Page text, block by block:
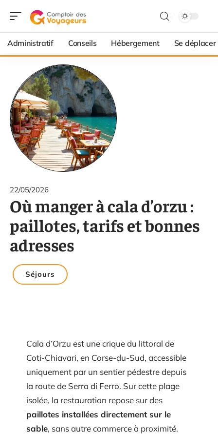
Administratif Conseils Hébergement Se déplacer
22/05/2026
Où manger à cala d’orzu :
paillotes, tarifs et bonnes
adresses
Séjours
Cala d’Orzu est une crique du littoral de
Coti-Chiavari, en Corse-du-Sud, accessible
uniquement par un sentier pédestre depuis
la route de Serra di Ferro. Sur cette plage
isolée, la restauration repose sur des
paillotes installées directement sur le
sable, sans autre commerce à proximité.